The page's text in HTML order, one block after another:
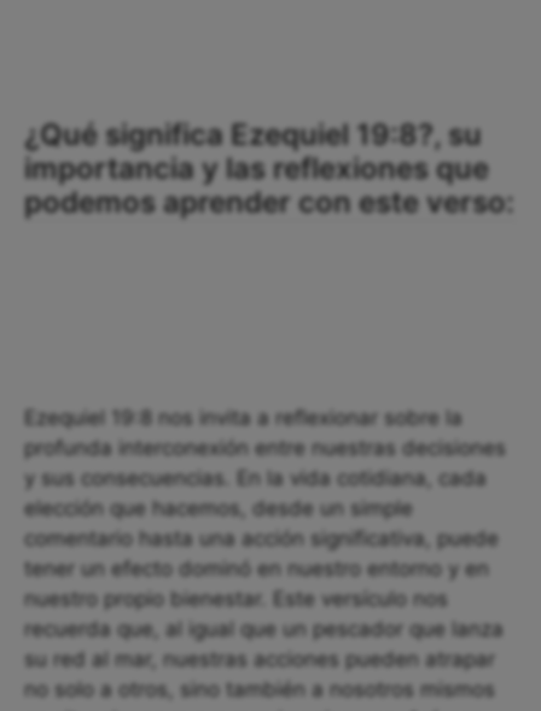
¿Qué significa Ezequiel 19:8?, su
importancia y las reflexiones que
podemos aprender con este verso:
Ezequiel 19:8 nos invita a reflexionar sobre la
profunda interconexión entre nuestras decisiones
y sus consecuencias. En la vida cotidiana, cada
elección que hacemos, desde un simple
comentario hasta una acción significativa, puede
tener un efecto dominó en nuestro entorno y en
nuestro propio bienestar. Este versículo nos
recuerda que, al igual que un pescador que lanza
su red al mar, nuestras acciones pueden atrapar
no solo a otros, sino también a nosotros mismos